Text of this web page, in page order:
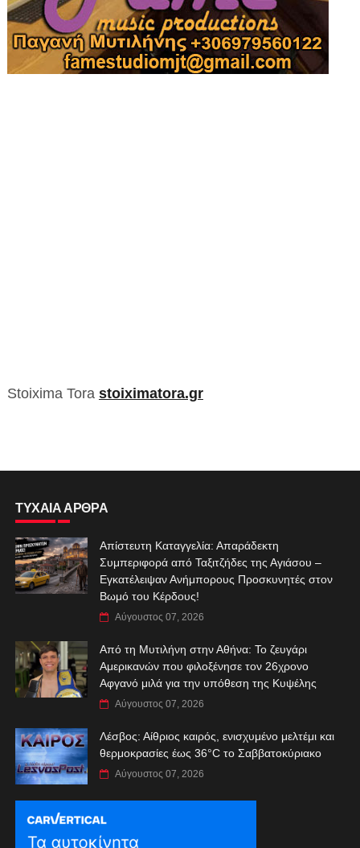
Stoixima Tora stoiximatora.gr
ΤΥΧΑΙΑ ΑΡΘΡΑ
Απίστευτη Καταγγελία: Απαράδεκτη
Συμπεριφορά από Ταξιτζήδες της Αγιάσου –
Εγκατέλειψαν Ανήμπορους Προσκυνητές στον
Βωμό του Κέρδους!
Αύγουστος 07, 2026
Από τη Μυτιλήνη στην Αθήνα: Το ζευγάρι
Αμερικανών που φιλοξένησε τον 26χρονο
Αφγανό μιλά για την υπόθεση της Κυψέλης
Αύγουστος 07, 2026
Λέσβος: Αίθριος καιρός, ενισχυμένο μελτέμι και
θερμοκρασίες έως 36°C το Σαββατοκύριακο
Αύγουστος 07, 2026